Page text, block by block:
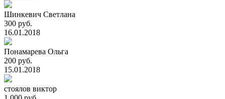
Шинкевич Светлана
300 руб.
16.01.2018
Понамарева Ольга
200 руб.
15.01.2018
стоялов виктор